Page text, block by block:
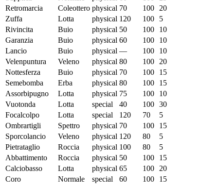
Retromarcia
Coleottero physical 70 100
20
Zuffa
Lotta physical 120 100
5
Rivincita
Buio physical 50 100
10
Garanzia
Buio physical 60 100
10
Lancio
Buio physical — 100
10
Velenpuntura
Veleno physical 80 100
20
Nottesferza
Buio physical 70 100
15
Semebomba
Erba physical 80 100
15
Assorbipugno
Lotta physical 75 100
10
Vuotonda
Lotta special 40 100 30
Focalcolpo
Lotta special 120 70
5
Ombrartigli
Spettro physical 70 100
15
Sporcolancio
Veleno physical 120 80
5
Pietrataglio
Roccia physical 100 80
5
Abbattimento
Roccia physical 50 100
15
Calciobasso
Lotta physical 65 100
20
Coro
Normale special 60 100
15